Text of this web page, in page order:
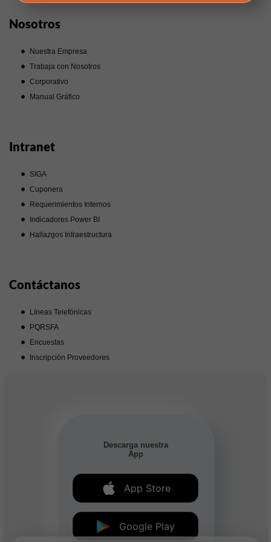
Nosotros
Nuestra Empresa
Trabaja con Nosotros
Corporativo
Manual Gráfico
Intranet
SIGA
Cuponera
Requerimientos Internos
Indicadores Power BI
Hallazgos Infraestructura
Contáctanos
Líneas Telefónicas
PQRSFA
Encuestas
Inscripción Proveedores
Descarga nuestra
App
App Store
Google Play